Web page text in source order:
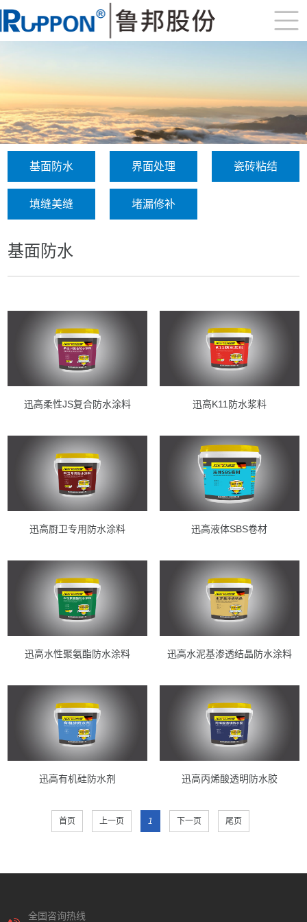
基面防水 界面处理 瓷砖粘结
填缝美缝 堵漏修补
基面防水
迅高柔性JS复合防水涂料 迅高K11防水浆料
迅高厨卫专用防水涂料 迅高液体SBS卷材
迅高水性聚氨酯防水涂料 迅高水泥基渗透结晶防水涂料
迅高有机硅防水剂 迅高丙烯酸透明防水胶
首页 上一页 1 下一页 尾页
全国咨询热线